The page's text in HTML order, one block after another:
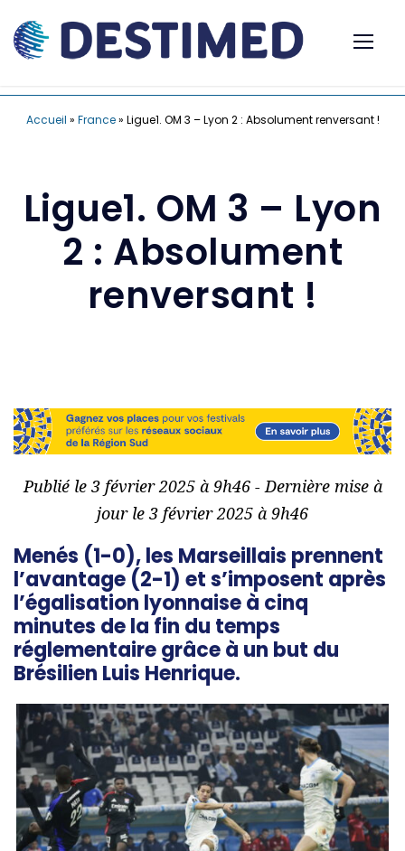
Accueil » France» Ligue1. OM 3 – Lyon 2 : Absolument renversant !
Ligue1. OM 3 – Lyon
2 : Absolument
renversant !
Publié le 3 février 2025 à 9h46 - Dernière mise à
jour le 3 février 2025 à 9h46
Menés (1-0), les Marseillais prennent
l’avantage (2-1) et s’imposent après
l’égalisation lyonnaise à cinq
minutes de la fin du temps
réglementaire grâce à un but du
Brésilien Luis Henrique.